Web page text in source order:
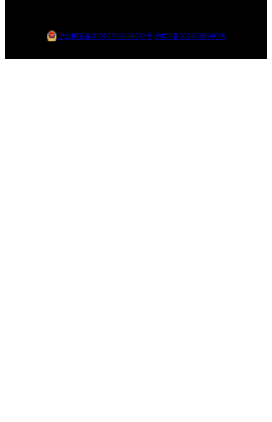
沪公网安备31010702008017号 沪ICP备2024056997号